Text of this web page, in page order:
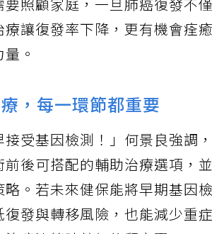
照顧家庭，一旦肺癌復發不
讓復發率下降，更有機會痊
。
，每一環節都重要
接受基因檢測！」何景良強調
後可搭配的輔助治療選項，
。若未來健保能將早期基因
發與轉移風險，也能減少重